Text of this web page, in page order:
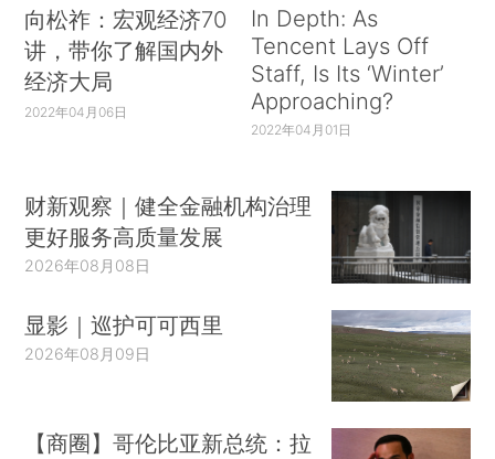
向松祚：宏观经济70
讲，带你了解国内外
经济大局
2022年04月06日
In Depth: As
Tencent Lays Off
Staff, Is Its ‘Winter’
Approaching?
2022年04月01日
财新观察｜健全金融机构治理
更好服务高质量发展
2026年08月08日
显影｜巡护可可西里
2026年08月09日
【商圈】哥伦比亚新总统：拉